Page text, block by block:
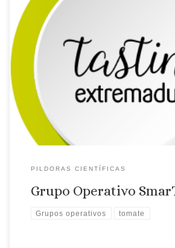
Jesus Gil Soto, Investigador de CTAEX
Operativo Samrtom, que tiene por bjetivo
proyecto es la optimización del uso de
insumos en el cultivo de tomate de
calidad y facilitar la gestión integral del
PILDORAS CIENTÍFICAS
Grupo Operativo
Grupos operativos tomate